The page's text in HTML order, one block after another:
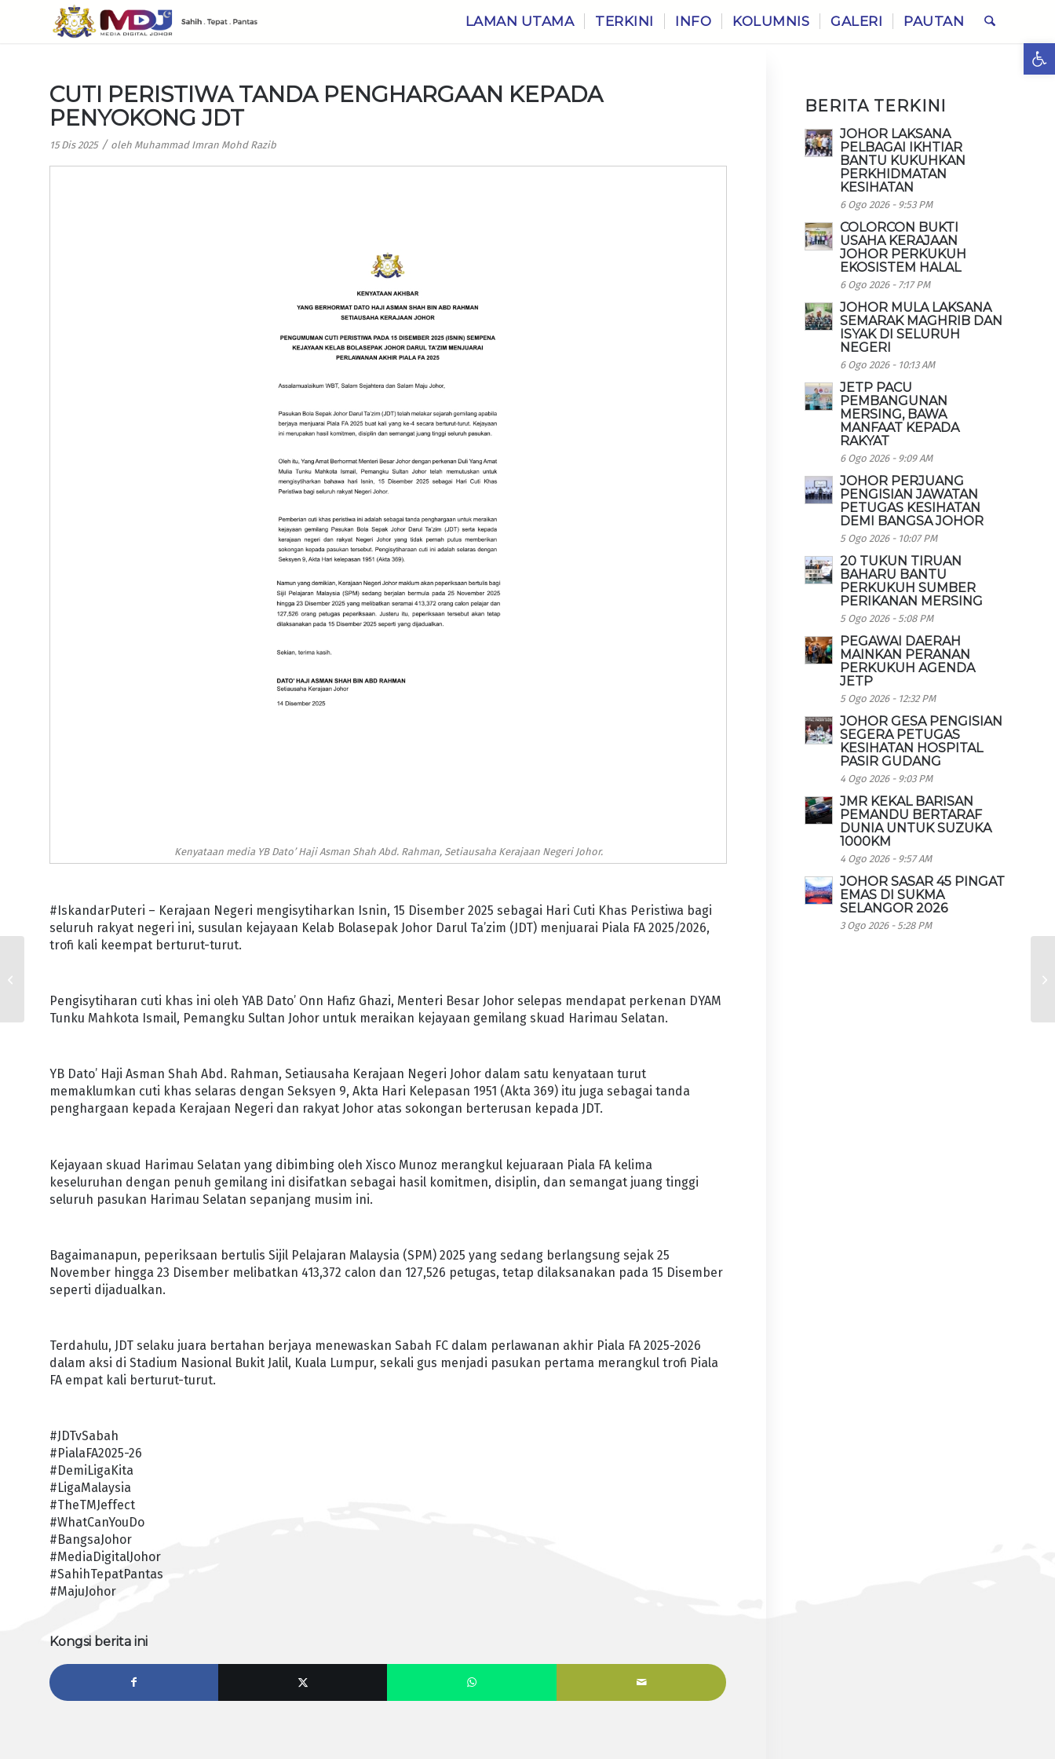
LAMAN UTAMA TERKINI INFO KOLUMNIS GALERI PAUTAN
CUTI PERISTIWA TANDA PENGHARGAAN KEPADA
PENYOKONG JDT
15 Dis 2025 / oleh Muhammad Imran Mohd Razib
Kenyataan media YB Dato’ Haji Asman Shah Abd. Rahman, Setiausaha Kerajaan Negeri Johor.
#IskandarPuteri – Kerajaan Negeri mengisytiharkan Isnin, 15 Disember 2025 sebagai Hari Cuti Khas Peristiwa bagi
seluruh rakyat negeri ini, susulan kejayaan Kelab Bolasepak Johor Darul Ta’zim (JDT) menjuarai Piala FA 2025/2026,
trofi kali keempat berturut-turut.
Pengisytiharan cuti khas ini oleh YAB Dato’ Onn Hafiz Ghazi, Menteri Besar Johor selepas mendapat perkenan DYAM
Tunku Mahkota Ismail, Pemangku Sultan Johor untuk meraikan kejayaan gemilang skuad Harimau Selatan.
YB Dato’ Haji Asman Shah Abd. Rahman, Setiausaha Kerajaan Negeri Johor dalam satu kenyataan turut
memaklumkan cuti khas selaras dengan Seksyen 9, Akta Hari Kelepasan 1951 (Akta 369) itu juga sebagai tanda
penghargaan kepada Kerajaan Negeri dan rakyat Johor atas sokongan berterusan kepada JDT.
Kejayaan skuad Harimau Selatan yang dibimbing oleh Xisco Munoz merangkul kejuaraan Piala FA kelima
keseluruhan dengan penuh gemilang ini disifatkan sebagai hasil komitmen, disiplin, dan semangat juang tinggi
seluruh pasukan Harimau Selatan sepanjang musim ini.
Bagaimanapun, peperiksaan bertulis Sijil Pelajaran Malaysia (SPM) 2025 yang sedang berlangsung sejak 25
November hingga 23 Disember melibatkan 413,372 calon dan 127,526 petugas, tetap dilaksanakan pada 15 Disember
seperti dijadualkan.
Terdahulu, JDT selaku juara bertahan berjaya menewaskan Sabah FC dalam perlawanan akhir Piala FA 2025-2026
dalam aksi di Stadium Nasional Bukit Jalil, Kuala Lumpur, sekali gus menjadi pasukan pertama merangkul trofi Piala
FA empat kali berturut-turut.
#JDTvSabah
#PialaFA2025-26
#DemiLigaKita
#LigaMalaysia
#TheTMJeffect
#WhatCanYouDo
#BangsaJohor
#MediaDigitalJohor
#SahihTepatPantas
#MajuJohor
Kongsi berita ini
BERITA TERKINI
JOHOR LAKSANA
PELBAGAI IKHTIAR
BANTU KUKUHKAN
PERKHIDMATAN
KESIHATAN
6 Ogo 2026 - 9:53 PM
COLORCON BUKTI
USAHA KERAJAAN
JOHOR PERKUKUH
EKOSISTEM HALAL
6 Ogo 2026 - 7:17 PM
JOHOR MULA LAKSANA
SEMARAK MAGHRIB DAN
ISYAK DI SELURUH
NEGERI
6 Ogo 2026 - 10:13 AM
JETP PACU
PEMBANGUNAN
MERSING, BAWA
MANFAAT KEPADA
RAKYAT
6 Ogo 2026 - 9:09 AM
JOHOR PERJUANG
PENGISIAN JAWATAN
PETUGAS KESIHATAN
DEMI BANGSA JOHOR
5 Ogo 2026 - 10:07 PM
20 TUKUN TIRUAN
BAHARU BANTU
PERKUKUH SUMBER
PERIKANAN MERSING
5 Ogo 2026 - 5:08 PM
PEGAWAI DAERAH
MAINKAN PERANAN
PERKUKUH AGENDA
JETP
5 Ogo 2026 - 12:32 PM
JOHOR GESA PENGISIAN
SEGERA PETUGAS
KESIHATAN HOSPITAL
PASIR GUDANG
4 Ogo 2026 - 9:03 PM
JMR KEKAL BARISAN
PEMANDU BERTARAF
DUNIA UNTUK SUZUKA
1000KM
4 Ogo 2026 - 9:57 AM
JOHOR SASAR 45 PINGAT
EMAS DI SUKMA
SELANGOR 2026
3 Ogo 2026 - 5:28 PM
PERISTIWA ESOK